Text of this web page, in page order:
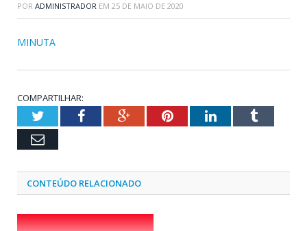
POR ADMINISTRADOR EM 25 DE MAIO DE 2020
MINUTA
COMPARTILHAR:
TwitterFacebookGoogle+PinterestLinkedInTumblr
Email
CONTEÚDO RELACIONADO